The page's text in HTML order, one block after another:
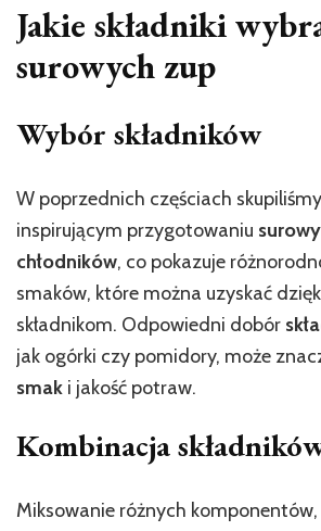
Jakie składniki
surowych zup
Wybór składników
W poprzednich częściach
inspirującym przygotowaniu
chłodników, co pokazuje
smaków, które można uzyskać
składnikom. Odpowiedni dobór
jak ogórki czy pomidory, może
smak i jakość potraw.
Kombinacja
Miksowanie różnych